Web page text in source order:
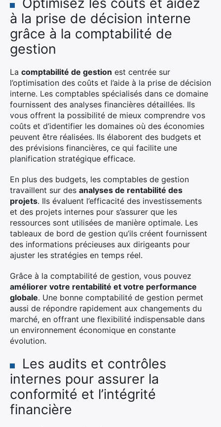
Optimisez les coûts et aidez
à la prise de décision interne
grâce à la comptabilité de
gestion
La comptabilité de gestion est centrée sur
l’optimisation des coûts et l’aide à la prise de décision
interne. Les comptables spécialisés dans ce domaine
fournissent des analyses financières détaillées. Ils
vous offrent la possibilité de mieux comprendre vos
coûts et d’identifier les domaines où des économies
peuvent être réalisées. Ils élaborent des budgets et
des prévisions financières, ce qui facilite une
planification stratégique efficace.
En plus des budgets, les comptables de gestion
travaillent sur des analyses de rentabilité des
projets. Ils évaluent l’efficacité des investissements
et des projets internes pour s’assurer que les
ressources sont utilisées de manière optimale. Les
tableaux de bord de gestion qu’ils créent fournissent
des informations précieuses aux dirigeants pour
ajuster les stratégies en temps réel.
Grâce à la comptabilité de gestion, vous pouvez
améliorer votre rentabilité et votre performance
globale. Une bonne comptabilité de gestion permet
aussi de répondre rapidement aux changements du
marché, en offrant une flexibilité indispensable dans
un environnement économique en constante
évolution.
Les audits et contrôles
internes pour assurer la
conformité et l’intégrité
financière